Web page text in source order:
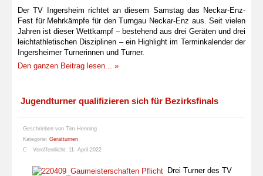
Der TV Ingersheim richtet an diesem Samstag das Neckar-Enz-
Fest für Mehrkämpfe für den Turngau Neckar-Enz aus. Seit vielen
Jahren ist dieser Wettkampf – bestehend aus drei Geräten und drei
leichtathletischen Disziplinen – ein Highlight im Terminkalender der
Ingersheimer Turnerinnen und Turner.
Den ganzen Beitrag lesen... »
Jugendturner qualifizieren sich für Bezirksfinals
Geschrieben von Tim Henning
Kategorie: Gerätturnen
Veröffentlicht: 11. April 2022
Drei Turner des TV